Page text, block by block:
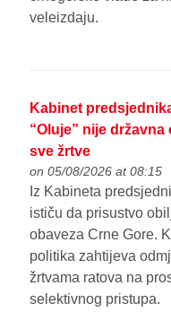
veleizdaju.
Kabinet
“Oluje” nije
sve žrtve
on 05/08/2026 at 08:15
Iz Kabineta
ističu da prisustvo
obaveza Crne Gore.
politika zahtijeva
žrtvama ratova na
selektivnog pristupa.